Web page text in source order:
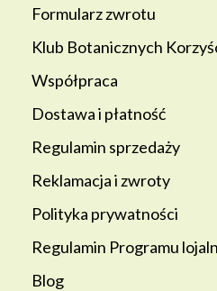
Formularz zwrotu
Klub Botanicznych
Współpraca
Dostawa i płatność
Regulamin sprzedaży
Reklamacja i zwroty
Polityka prywatności
Regulamin Programu
Blog